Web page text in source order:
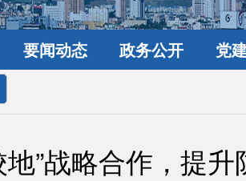
要闻动态 政务公开 党
地”战略合作，提